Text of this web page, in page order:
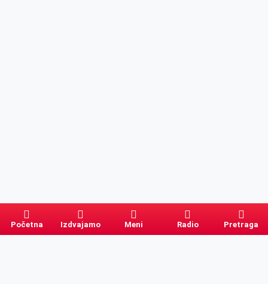
Početna Izdvajamo Meni Radio Pretraga